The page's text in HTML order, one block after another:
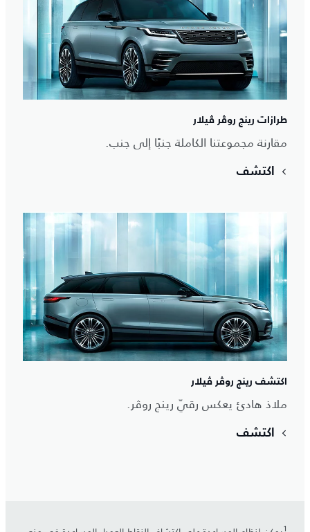
طرازات رينج روڤر ڤيلار
مقارنة مجموعتنا الكاملة جنبًا إلى جنب.
اكتشف
اكتشف رينج روڤر ڤيلار
ملاذ هادئ يعكس رقيّ رينج روڤر.
اكتشف
1